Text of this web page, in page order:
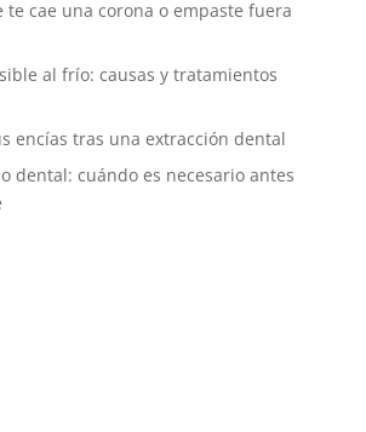
te cae una corona o empaste fuera
al frío: causas y tratamientos
encías tras una extracción dental
dental: cuándo es necesario antes